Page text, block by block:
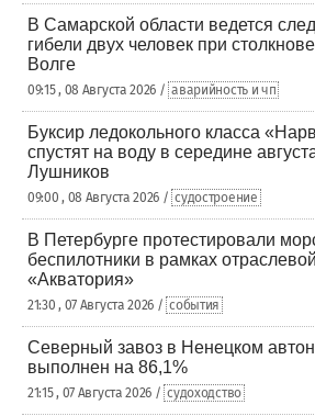
В Самарской области ведется
гибели двух человек при
Волге
09:15 , 08 Августа 2026 / аварийность и чп
Буксир ледокольного класса
спустят на воду в середине
Лушников
09:00 , 08 Августа 2026 / судостроение
В Петербурге протестировали
беспилотники в рамках
«Акватория»
21:30 , 07 Августа 2026 / события
Северный завоз в Ненецком
выполнен на 86,1%
21:15 , 07 Августа 2026 / судоходство